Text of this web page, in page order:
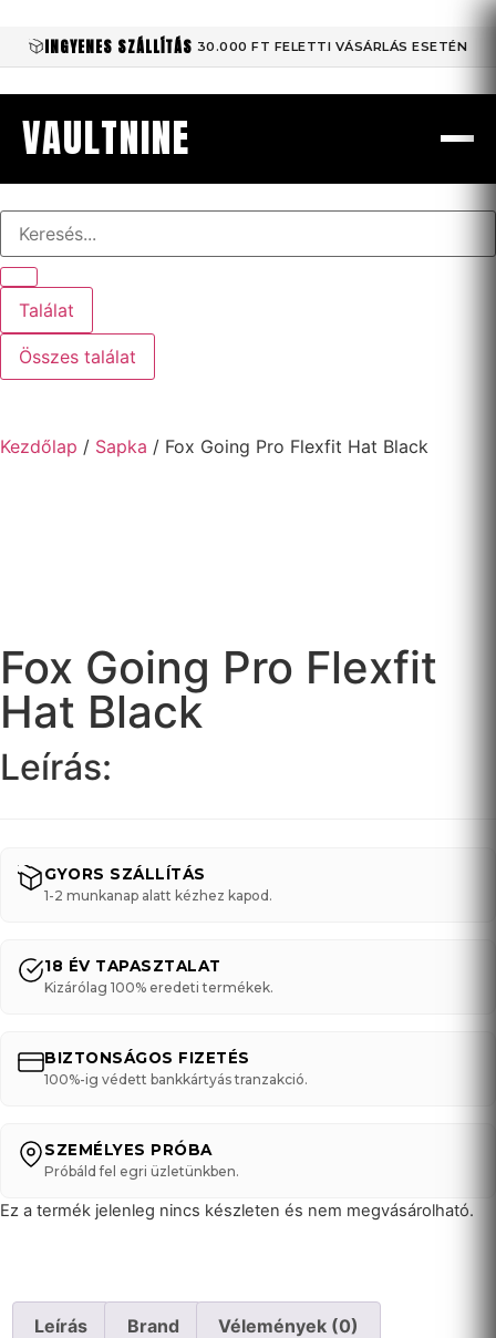
INGYENES SZÁLLÍTÁS 30.000 FT FELETTI VÁSÁRLÁS ESETÉN
VAULTNINE
Találat
Összes találat
Kezdőlap / Sapka / Fox Going Pro Flexfit Hat Black
Fox Going Pro Flexfit
Hat Black
Leírás:
GYORS SZÁLLÍTÁS
1-2 munkanap alatt kézhez kapod.
18 ÉV TAPASZTALAT
Kizárólag 100% eredeti termékek.
BIZTONSÁGOS FIZETÉS
100%-ig védett bankkártyás tranzakció.
SZEMÉLYES PRÓBA
Próbáld fel egri üzletünkben.
Ez a termék jelenleg nincs készleten és nem megvásárolható.
Leírás Brand Vélemények (0)